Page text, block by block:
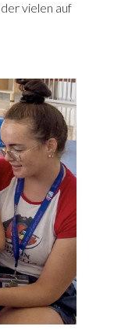
vielen auf